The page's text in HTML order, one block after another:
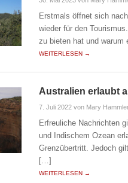
Erstmals öffnet sich
wieder für den
zu bieten hat und
WEITERLESEN →
Australien erlaubt
7. Juli 2022 von Mary
Erfreuliche Nachrichten
und Indischem Ozean
Grenzübertritt. Jedoch
[…]
WEITERLESEN →